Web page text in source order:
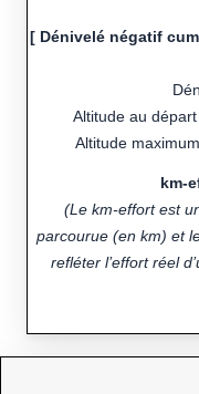
[ Dénivelé négatif
Altitude au départ
Altitude
km-
(Le km-effort est
parcourue (en km) et
refléter l’effort réel